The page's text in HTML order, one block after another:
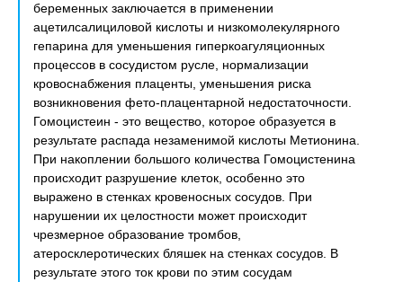
беременных заключается в применении
ацетилсалициловой кислоты и низкомолекулярного
гепарина для уменьшения гиперкоагуляционных
процессов в сосудистом русле, нормализации
кровоснабжения плаценты, уменьшения риска
возникновения фето-плацентарной недостаточности.
Гомоцистеин - это вещество, которое образуется в
результате распада незаменимой кислоты Метионина.
При накоплении большого количества Гомоцистенина
происходит разрушение клеток, особенно это
выражено в стенках кровеносных сосудов. При
нарушении их целостности может происходит
чрезмерное образование тромбов,
атеросклеротических бляшек на стенках сосудов. В
результате этого ток крови по этим сосудам